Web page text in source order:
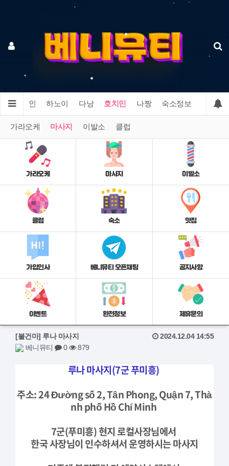
메인 하노이 다낭 호치민 나짱 숙소정보 맛집정
가라오케 마사지 이발소 클럽
가라오케 마사지 이발소
클럽 숙소 맛집
가입인사 베니뮤티 오픈채팅 공지사항
이벤트 환전정보 제휴문의
[불건마] 루나 마사지
2024.12.04 14:55
베니뮤티
0 879
루나 마사지(7군 푸미흥)
주소: 24 Đường số 2, Tân Phong, Quận 7, Thà
nh phố Hồ Chí Minh
7군(푸미흥) 현지 로컬사장님에서
한국 사장님이 인수하셔서 운영하시는 마사지